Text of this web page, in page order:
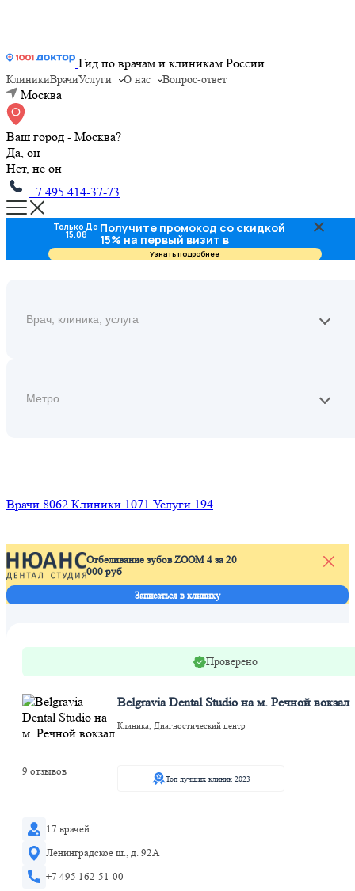
Гид по врачам и клиникам России
КлиникиВрачиУслуги О нас Вопрос-ответ
Москва
Ваш город - Москва?
Да, он
Нет, не он
+7 495 414-37-73
Врачи 8062 Клиники 1071 Услуги 194
Отбеливание зубов ZOOM 4 за 20
000 руб
Записаться в клинику
Проверено
Belgravia Dental Studio на м. Речной вокзал
Клиника, Диагностический центр
9 отзывов
Топ лучших клиник 2023
17 врачей
Ленинградское ш., д. 92А
+7 495 162-51-00
Только До
15.08 Получите промокод со скидкой
15% на первый визит в
стоматологию
Узнать подробнее